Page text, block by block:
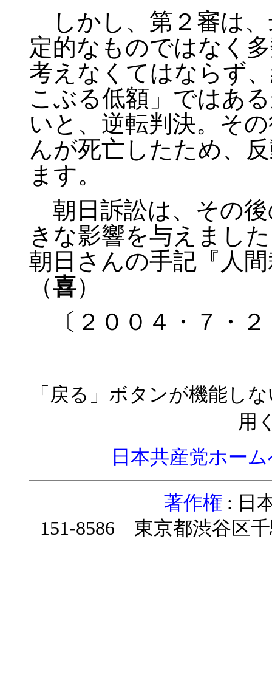
しかし、第２審は、
定的なものではなく
考えなくてはならず
こぶる低額」ではあ
いと、逆転判決。そ
んが死亡したため、
ます。
朝日訴訟は、その
きな影響を与えまし
朝日さんの手記『人
（喜）
〔２００４・７・２
「戻る」ボタンが機能し
用
日本共産党ホー
著作権 : 日
151-8586 東京都渋谷区